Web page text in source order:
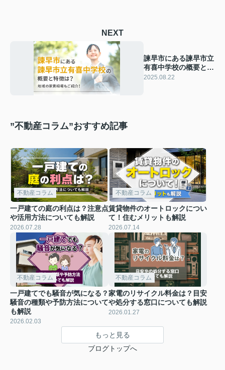
NEXT
諫早市にある諫早市立
有喜中学校の概要と特
徴は？地域の家賃相場
2025.08.22
”不動産コラム”おすすめ記事
不動産コラム
一戸建ての庭の利点は？注意点
や活用方法についても解説
2026.07.28
不動産コラム
賃貸物件のオートロックについ
て！住むメリットも解説
2026.07.14
不動産コラム
一戸建てでも騒音が気になる？
騒音の種類や予防方法について
も解説
2026.02.03
不動産コラム
家電のリサイクル料金は？目安
や処分する窓口についても解説
2026.01.27
もっと見る
ブログトップへ